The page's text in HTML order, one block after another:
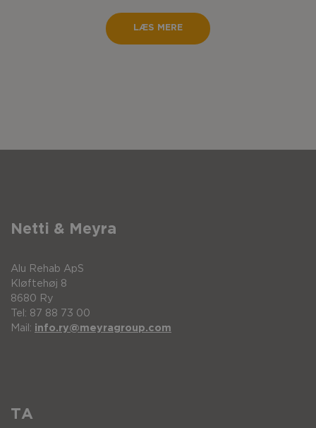
LÆS MERE
Netti & Meyra
Alu Rehab ApS
Kløftehøj 8
8680 Ry
Tel: 87 88 73 00
Mail: info.ry@meyragroup.com
TA